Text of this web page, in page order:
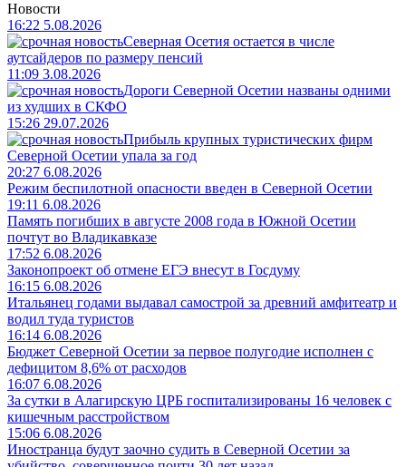
Новости
16:22 5.08.2026
Северная Осетия остается в числе
аутсайдеров по размеру пенсий
11:09 3.08.2026
Дороги Северной Осетии названы одними
из худших в СКФО
15:26 29.07.2026
Прибыль крупных туристических фирм
Северной Осетии упала за год
20:27 6.08.2026
Режим беспилотной опасности введен в Северной Осетии
19:11 6.08.2026
Память погибших в августе 2008 года в Южной Осетии
почтут во Владикавказе
17:52 6.08.2026
Законопроект об отмене ЕГЭ внесут в Госдуму
16:15 6.08.2026
Итальянец годами выдавал самострой за древний амфитеатр и
водил туда туристов
16:14 6.08.2026
Бюджет Северной Осетии за первое полугодие исполнен с
дефицитом 8,6% от расходов
16:07 6.08.2026
За сутки в Алагирскую ЦРБ госпитализированы 16 человек с
кишечным расстройством
15:06 6.08.2026
Иностранца будут заочно судить в Северной Осетии за